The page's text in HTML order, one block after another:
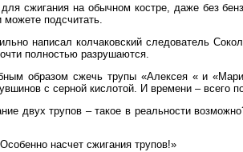
сжигания на обычном костре, даже без
подсчитать.
написал колчаковский следователь
полностью разрушаются.
образом сжечь трупы «Алексея « и
с серной кислотой. И времени – всего
двух трупов – такое в реальности
насчет сжигания трупов!»